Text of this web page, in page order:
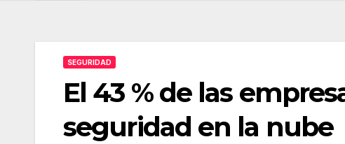
SEGURIDAD
El 43 % de las
seguridad en la nube